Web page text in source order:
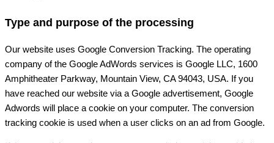
Type and purpose of the processing
Our website uses Google Conversion Tracking. The operating
company of the Google AdWords services is Google LLC, 1600
Amphitheater Parkway, Mountain View, CA 94043, USA. If you
have reached our website via a Google advertisement, Google
Adwords will place a cookie on your computer. The conversion
tracking cookie is used when a user clicks on an ad from Google.